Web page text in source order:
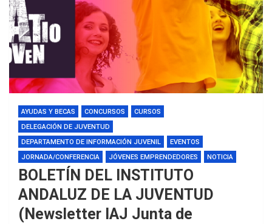
AYUDAS Y BECAS CONCURSOS
CURSOS
DELEGACIÓN DE JUVENTUD
DEPARTAMENTO DE INFORMACIÓN JUVENIL
EVENTOS
JORNADA/CONFERENCIA
JÓVENES EMPRENDEDORES NOTICIA
BOLETÍN DEL INSTITUTO
ANDALUZ DE LA JUVENTUD
(Newsletter IAJ Junta de